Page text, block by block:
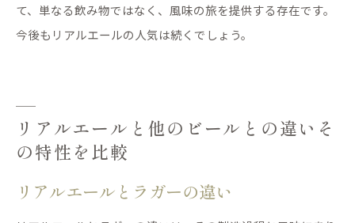
て、単なる飲み物ではなく、風味の旅を提供する存在です。
今後もリアルエールの人気は続くでしょう。
リアルエールと他のビールとの違いそ
の特性を比較
リアルエールとラガーの違い